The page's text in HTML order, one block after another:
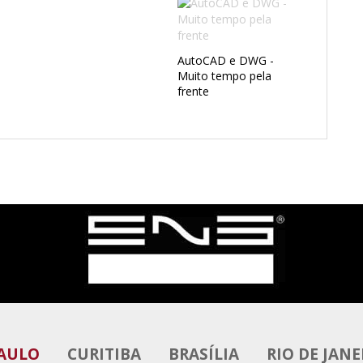
AutoCAD e DWG -
Muito tempo pela
frente
CURITIBA BRASÍLIA RIO DE